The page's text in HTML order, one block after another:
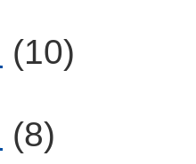
(10)
(8)